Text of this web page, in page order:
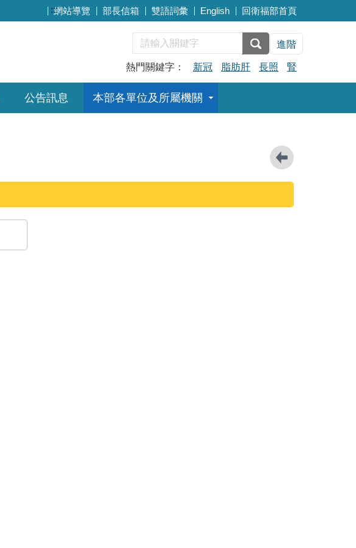
:::網站導覽 部長信箱 雙語詞彙 English 回衛福部首頁
進階
熱門關鍵字： 新冠 脂肪肝 長照 腎
公告訊息 本部各單位及所屬機關